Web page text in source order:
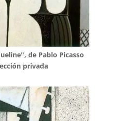
de Pablo Picasso
privada